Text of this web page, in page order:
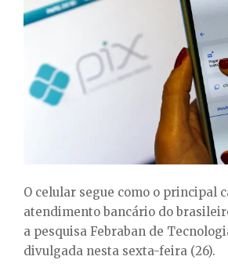
E
O celular segue como o principal
atendimento bancário do
a pesquisa Febraban de
divulgada nesta sexta-feira (26).